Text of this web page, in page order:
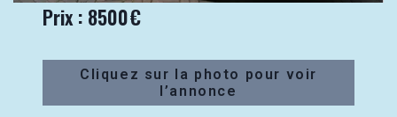
Prix : 8500€
Cliquez sur la photo pour voir
l’annonce